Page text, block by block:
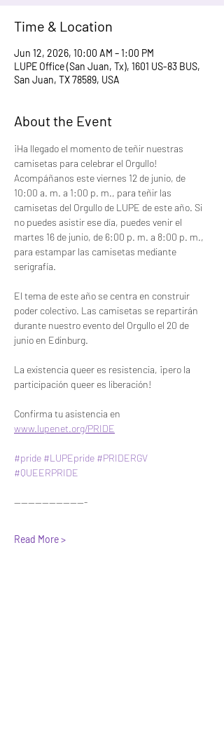
Time & Location
Jun 12, 2026, 10:00 AM – 1:00 PM
LUPE Office (San Juan, Tx), 1601 US-83 BUS,
San Juan, TX 78589, USA
About the Event
¡Ha llegado el momento de teñir nuestras
camisetas para celebrar el Orgullo!
Acompáñanos este viernes 12 de junio, de
10:00 a. m. a 1:00 p. m., para teñir las
camisetas del Orgullo de LUPE de este año. Si
no puedes asistir ese día, puedes venir el
martes 16 de junio, de 6:00 p. m. a 8:00 p. m.,
para estampar las camisetas mediante
serigrafía.
El tema de este año se centra en construir
poder colectivo. Las camisetas se repartirán
durante nuestro evento del Orgullo el 20 de
junio en Edinburg.
La existencia queer es resistencia, ¡pero la
participación queer es liberación!
Confirma tu asistencia en
www.lupenet.org/PRIDE
#pride #LUPEpride #PRIDERGV
#QUEERPRIDE
---------------------
Read More >